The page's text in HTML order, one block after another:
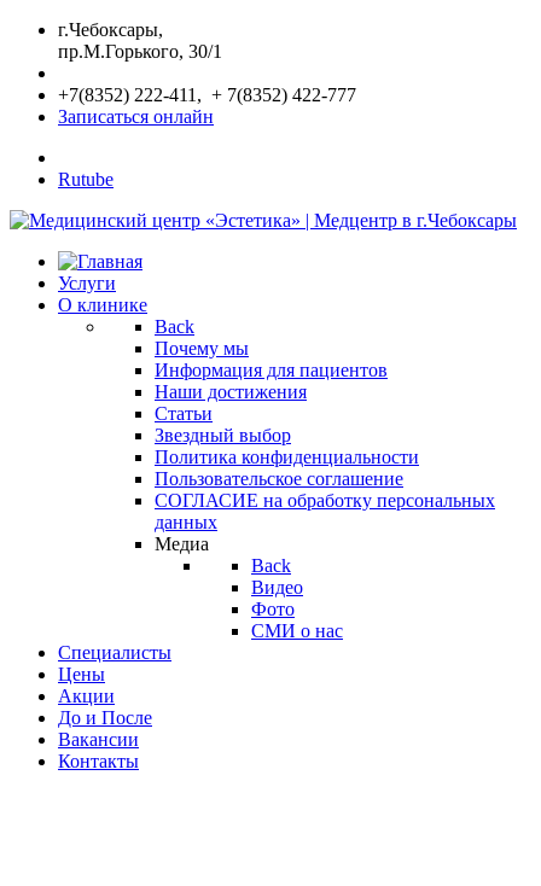
г.Чебоксары,
пр.М.Горького, 30/1
+7(8352) 222-411, + 7(8352) 422-777
Записаться онлайн
Rutube
Услуги
О клинике
Back
Почему мы
Информация для пациентов
Наши достижения
Статьи
Звездный выбор
Политика конфиденциальности
Пользовательское соглашение
СОГЛАСИЕ на обработку персональных
данных
Медиа
Back
Видео
Фото
СМИ о нас
Специалисты
Цены
Акции
До и После
Вакансии
Контакты